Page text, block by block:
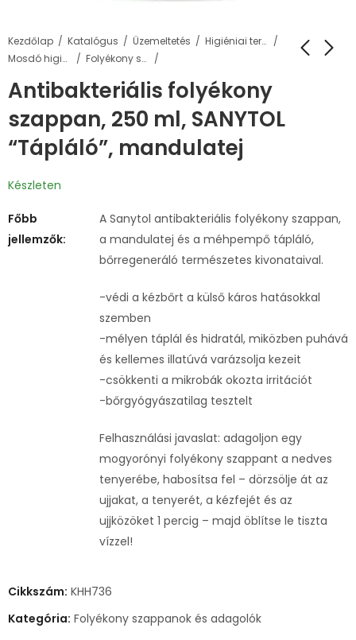
Kezdőlap Katalógus Üzemeltetés
Higiéniai termékek
Mosdó higiénia
Folyékony szappanok és adagolók
Antibakteriális folyékony
szappan, 250 ml, SANYTOL
“Tápláló”, mandulatej
Készleten
Főbb
jellemzők:
A Sanytol antibakteriális folyékony szappan,
a mandulatej és a méhpempő tápláló,
bőrregeneráló természetes kivonataival.
-védi a kézbőrt a külső káros hatásokkal
szemben
-mélyen táplál és hidratál, miközben puhává
és kellemes illatúvá varázsolja kezeit
-csökkenti a mikrobák okozta irritációt
-bőrgyógyászatilag tesztelt
Felhasználási javaslat: adagoljon egy
mogyorónyi folyékony szappant a nedves
tenyerébe, habosítsa fel – dörzsölje át az
ujjakat, a tenyerét, a kézfejét és az
ujjközöket 1 percig – majd öblítse le tiszta
vízzel!
Cikkszám: KHH736
Kategória: Folyékony szappanok és adagolók